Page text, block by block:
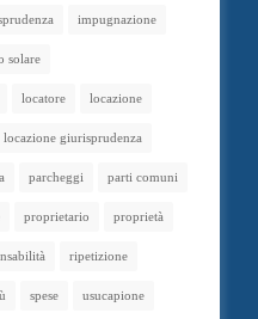
impugnazione
solare
locatore locazione
locazione giurisprudenza
parcheggi parti comuni
proprietario proprietà
ripetizione
spese usucapione